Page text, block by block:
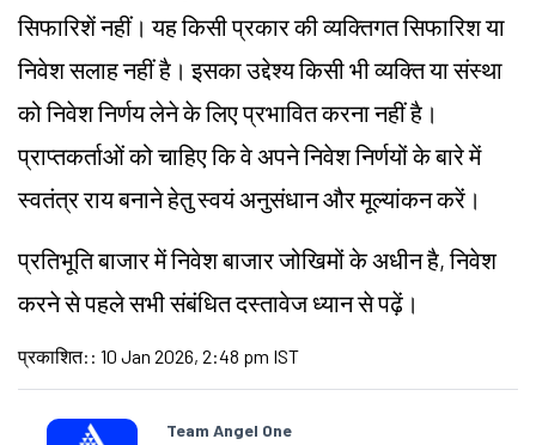
सिफारिशें नहीं। यह किसी प्रकार की व्यक्तिगत सिफारिश या
निवेश सलाह नहीं है। इसका उद्देश्य किसी भी व्यक्ति या संस्था
को निवेश निर्णय लेने के लिए प्रभावित करना नहीं है।
प्राप्तकर्ताओं को चाहिए कि वे अपने निवेश निर्णयों के बारे में
स्वतंत्र राय बनाने हेतु स्वयं अनुसंधान और मूल्यांकन करें।
प्रतिभूति बाजार में निवेश बाजार जोखिमों के अधीन है, निवेश
करने से पहले सभी संबंधित दस्तावेज ध्यान से पढ़ें।
प्रकाशित: : 10 Jan 2026, 2:48 pm IST
Team Angel One